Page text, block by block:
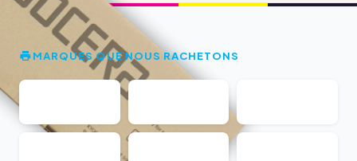
MARQUES QUE NOUS RACHETONS